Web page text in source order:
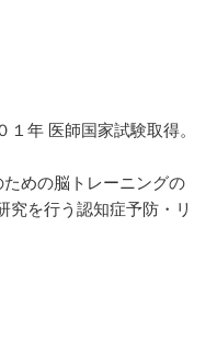
年 医師国家試験取得。
めの脳トレーニングの
究を行う認知症予防・リ